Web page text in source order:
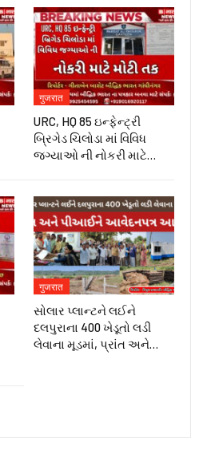
गुजरात
URC, HQ 85 ઇન્ફેન્ટ્રી
બ્રિગેડ ચિલોડા માં વિવિધ
જગ્યાઓ ની નોકરી માટે…
गुजरात
સોલાર પ્લાન્ટને લઈને
દલપુરાના 400 ખેડૂતો લડી
લેવાના મૂડમાં, પ્રાંત અને…